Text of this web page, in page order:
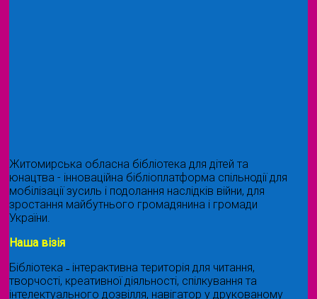
Житомирська обласна бібліотека для дітей та
юнацтва - інноваційна бібліоплатформа спільнодії для
мобілізації зусиль і подолання наслідків війни, для
зростання майбутнього громадянина і громади
України.
Наша візія
Бібліотека ˗ інтерактивна територія для читання,
творчості, креативної діяльності, спілкування та
інтелектуального дозвілля, навігатор у друкованому